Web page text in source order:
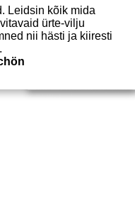
Leidsin kõik mida
ürte-vilju
nii hästi ja kiiresti
Soovitan! Väga
valik ja hea
ja Fb lehelt ka